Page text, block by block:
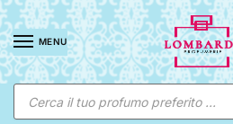
Skip
to
navigation
Skip
to
content
MENU
Ricerca
prodotti
☀️ SUNNY DAYS:-12%